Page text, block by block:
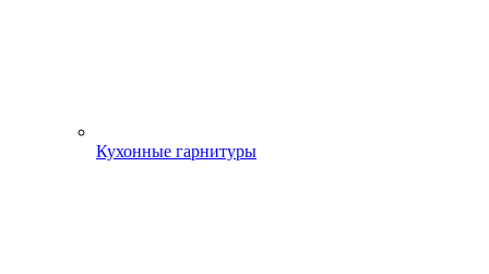
Кухонные гарнитуры